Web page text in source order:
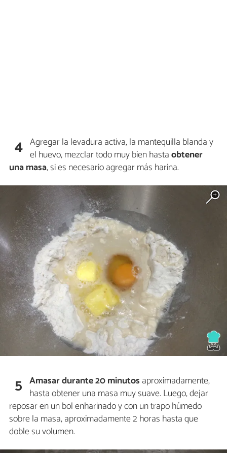
4 Agregar la levadura activa, la mantequilla blanda y
el huevo, mezclar todo muy bien hastaobtener
una masa, si es necesario agregar más harina.
5 Amasar durante 20 minutos aproximadamente,
hasta obtener una masa muy suave. Luego, dejar
reposar en un bol enharinado y con un trapo húmedo
sobre la masa, aproximadamente 2 horas hasta que
doble su volumen.